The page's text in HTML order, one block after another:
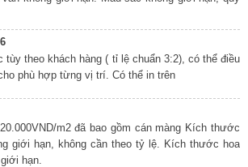
tùy theo khách hàng ( tỉ lệ chuẩn 3:2), có thể điều
phù hợp từng vị trí. Có thể in trên
m2 đã bao gồm cán màng Kích thước
giới hạn, không cần theo tỷ lệ. Kích thước hoa
hạn.